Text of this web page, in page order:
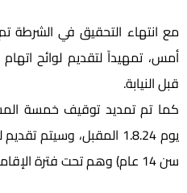
مع انتهاء التحقيق في الشرطة
أمس، تمهيداً لتقديم لوائح
قبل النيابة.
كما تم تمديد توقيف خمسة
يوم 1.8.24 المقبل، وسيتم
سن 14 عام) وهم تحت فترة الإقامة الجبرية.